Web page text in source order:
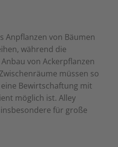
Anpflanzen von Bäumen
während die
von Ackerpflanzen
müssen so
Bewirtschaftung mit
möglich ist. Alley
für große